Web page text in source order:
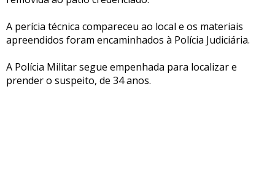
A perícia técnica compareceu ao local e os materiais
apreendidos foram encaminhados à Polícia Judiciária.
A Polícia Militar segue empenhada para localizar e
prender o suspeito, de 34 anos.